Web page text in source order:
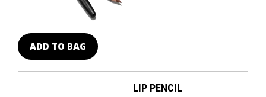
ADD TO BAG
LIP PENCIL